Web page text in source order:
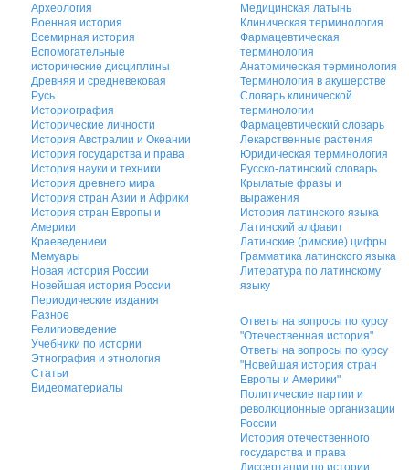
Археология
Военная история
Всемирная история
Вспомогательные
исторические дисциплины
Древняя и средневековая
Русь
Историография
Исторические личности
История Австралии и Океании
История государства и права
История науки и техники
История древнего мира
История стран Азии и Африки
История стран Европы и
Америки
Краеведениеи
Мемуары
Новая история России
Новейшая история России
Периодические издания
Разное
Религиоведение
Учебники по истории
Этнография и этнология
Статьи
Видеоматериалы
Медицинская латынь
Клиническая терминология
Фармацевтическая
терминология
Анатомическая терминология
Терминология в акушерстве
Словарь клинической
терминологии
Фармацевтический словарь
Лекарственные растения
Юридическая терминология
Русско-латинский словарь
Крылатые фразы и
выражения
История латинского языка
Латинский алфавит
Латинские (римские) цифры
Грамматика латинского языка
Литература по латинскому
языку
Ответы на вопросы по курсу
"Отечественная история"
Ответы на вопросы по курсу
"Новейшая история стран
Европы и Америки"
Политические партии и
революционные организации
России
История отечественного
государства и права
Диссертации по истории